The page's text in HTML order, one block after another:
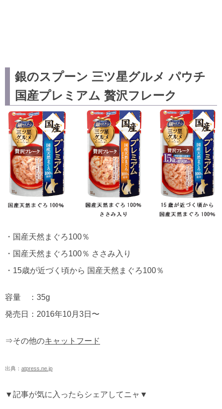
銀のスプーン 三ツ星グルメ パウチ
国産プレミアム 贅沢フレーク
・国産天然まぐろ100％
・国産天然まぐろ100％ ささみ入り
・15歳が近づく頃から 国産天然まぐろ100％
容量 ：35g
発売日：2016年10月3日〜
⇒その他のキャットフード
出典： atpress.ne.jp
▼記事が気に入ったらシェアしてニャ▼